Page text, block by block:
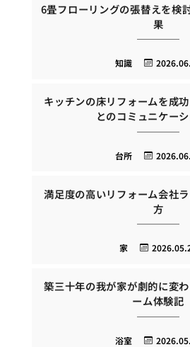
6畳フローリングの張替えを検
果
知識
キッチンの床リフォームを成
とのコミュニケー
台所
満足度の高いリフォーム会社
方
家
築三十年の我が家が劇的に変
ーム体験記
浴室